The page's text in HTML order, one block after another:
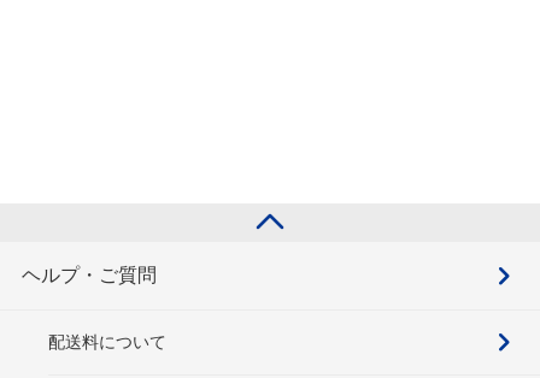
ヘルプ・ご質問
配送料について